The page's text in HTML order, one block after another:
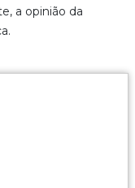
a opinião da